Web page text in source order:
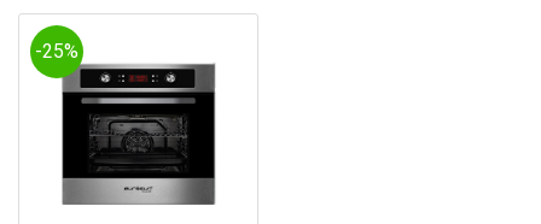
-25%